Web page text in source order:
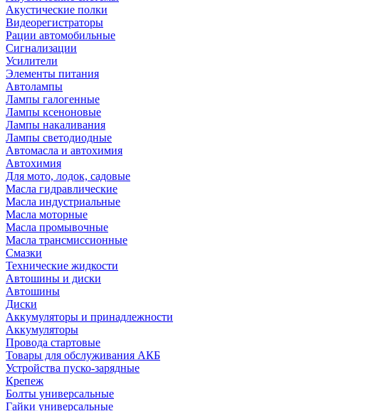
Акустические полки
Видеорегистраторы
Рации автомобильные
Сигнализации
Усилители
Элементы питания
Автолампы
Лампы галогенные
Лампы ксеноновые
Лампы накаливания
Лампы светодиодные
Автомасла и автохимия
Автохимия
Для мото, лодок, садовые
Масла гидравлические
Масла индустриальные
Масла моторные
Масла промывочные
Масла трансмиссионные
Смазки
Технические жидкости
Автошины и диски
Автошины
Диски
Аккумуляторы и принадлежности
Аккумуляторы
Провода стартовые
Товары для обслуживания АКБ
Устройства пуско-зарядные
Крепеж
Болты универсальные
Гайки универсальные